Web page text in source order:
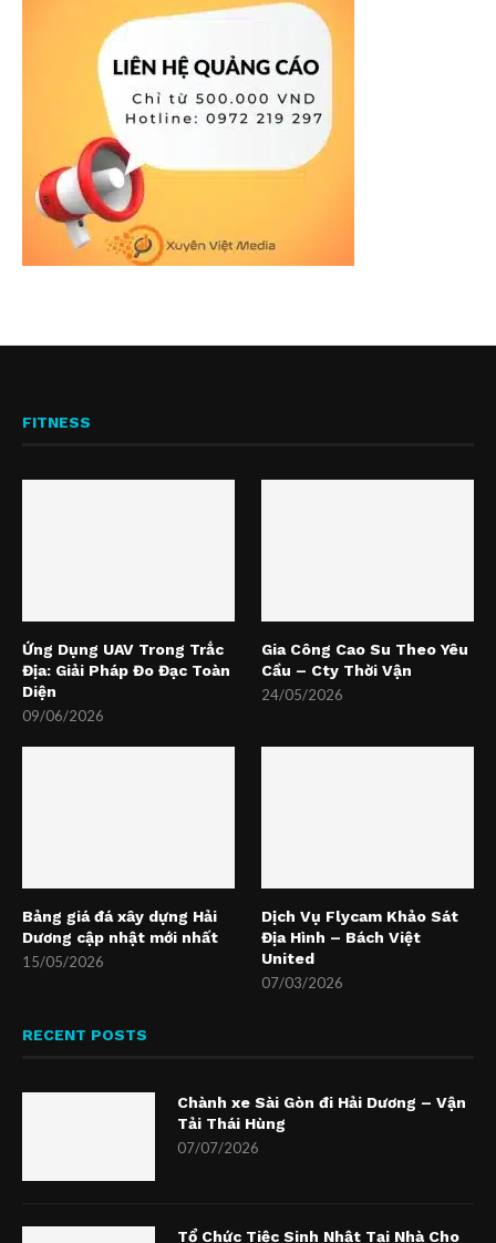
FITNESS
Ứng Dụng UAV Trong Trắc
Địa: Giải Pháp Đo Đạc Toàn
Diện
09/06/2026
Gia Công Cao Su Theo Yêu
Cầu – Cty Thời Vận
24/05/2026
Bảng giá đá xây dựng Hải
Dương cập nhật mới nhất
15/05/2026
Dịch Vụ Flycam Khảo Sát
Địa Hình – Bách Việt
United
07/03/2026
RECENT POSTS
Chành xe Sài Gòn đi Hải Dương – Vận
Tải Thái Hùng
07/07/2026
Tổ Chức Tiệc Sinh Nhật Tại Nhà Cho